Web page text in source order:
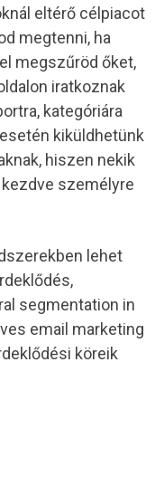
eltérő célpiacot
megtenni, ha
megszűröd őket,
iratkoznak
kategóriára
kiküldhetünk
hiszen nekik
személyre
lehet
segmentation in
email marketing
köreik